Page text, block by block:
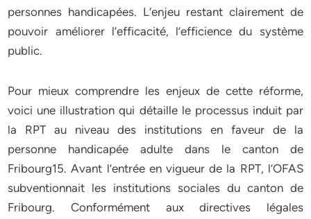
personnes handicapées. L’enjeu restant clairement de
pouvoir améliorer l’efficacité, l’efficience du système
public.
Pour mieux comprendre les enjeux de cette réforme,
voici une illustration qui détaille le processus induit par
la RPT au niveau des institutions en faveur de la
personne handicapée adulte dans le canton de
Fribourg15. Avant l’entrée en vigueur de la RPT, l’OFAS
subventionnait les institutions sociales du canton de
Fribourg. Conformément aux directives légales